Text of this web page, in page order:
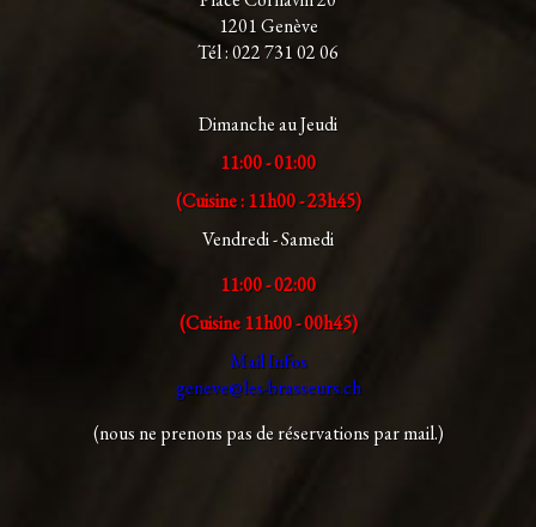
1201 Genève
Tél : 022 731 02 06
Dimanche au Jeudi
11:00 - 01:00
(Cuisine : 11h00 - 23h45)
Vendredi - Samedi
11:00 - 02:00
(Cuisine 11h00 - 00h45)
Mail Infos
geneve@les-brasseurs.ch
(nous ne prenons pas de réservations par mail.)